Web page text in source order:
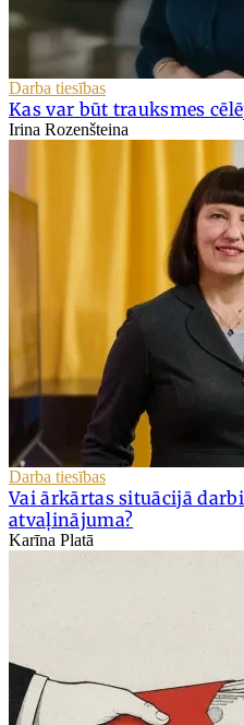
Darba tiesības
Kas var būt trauksmes
Irina Rozenšteina
Darba tiesības
Vai ārkārtas situācijā
atvaļinājuma?
Karīna Platā